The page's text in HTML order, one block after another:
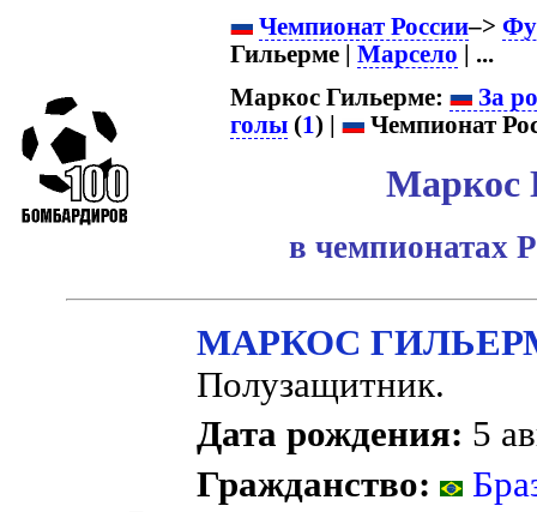
Чемпионат России–>
Гильерме | Марсело | ...
Маркос Гильерме:
За
голы(1) | Чемпионат
Маркос
в чемпионатах
МАРКОС
Полузащитник.
Дата рождения: 5
Гражданство: